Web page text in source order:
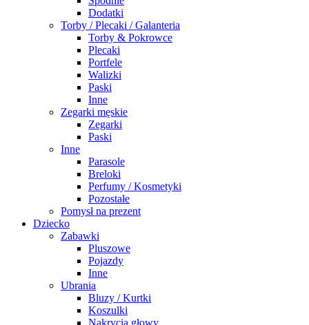
Dodatki
Torby / Plecaki / Galanteria
Torby & Pokrowce
Plecaki
Portfele
Walizki
Paski
Inne
Zegarki męskie
Zegarki
Paski
Inne
Parasole
Breloki
Perfumy / Kosmetyki
Pozostałe
Pomysł na prezent
Dziecko
Zabawki
Pluszowe
Pojazdy
Inne
Ubrania
Bluzy / Kurtki
Koszulki
Nakrycia głowy